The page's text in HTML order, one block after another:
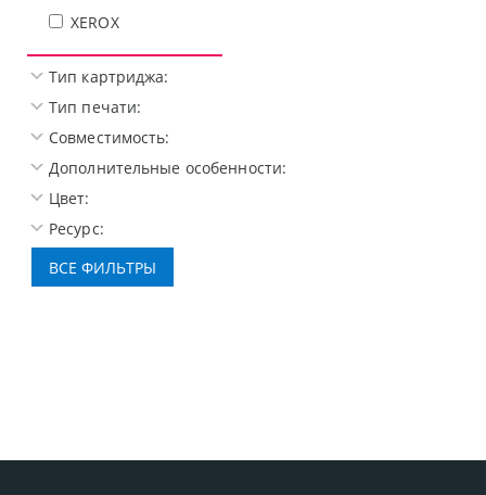
XEROX
Тип картриджа:
Тип печати:
Совместимость:
Дополнительные особенности:
Цвет:
Ресурс: